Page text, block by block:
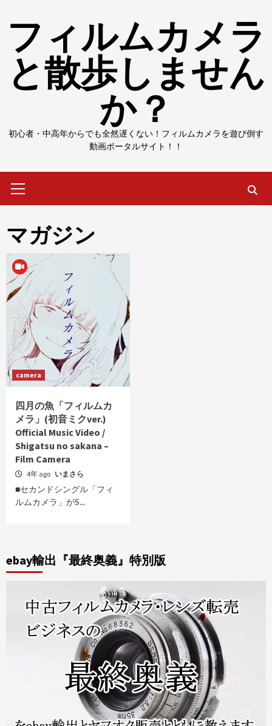
content
フィルムカメラ
と散歩しません
か？
初心者・中高年からでも全然遅くない！フィルムカメラを遊び倒す
動画ポータルサイト！！
Menu
マガジン
camera
四月の魚「フィルムカ
メラ」(初音ミクver.)
Official Music Video /
Shigatsu no sakana –
Film Camera
4年 ago いまさら
■セカンドシングル「フィ
ルムカメラ」がS...
ebay輸出『最終奥義』特別版